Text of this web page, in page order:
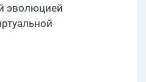
эволюцией